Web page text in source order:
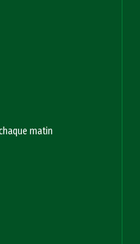
matin